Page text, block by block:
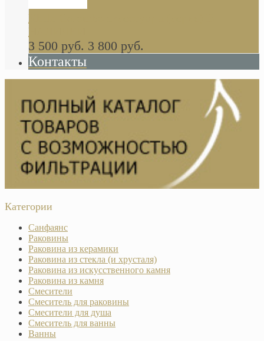
Khala Colombo аксессуары (серия) В
НАЛИЧИИ
3 500 руб. 3 800 руб.
Контакты
Категории
Санфаянс
Раковины
Раковина из керамики
Раковина из стекла (и хрусталя)
Раковина из искусственного камня
Раковина из камня
Смесители
Смеситель для раковины
Смесители для душа
Смеситель для ванны
Ванны